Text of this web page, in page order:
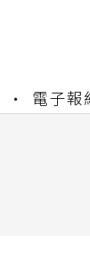
電子報
本站同步暫
合併結果